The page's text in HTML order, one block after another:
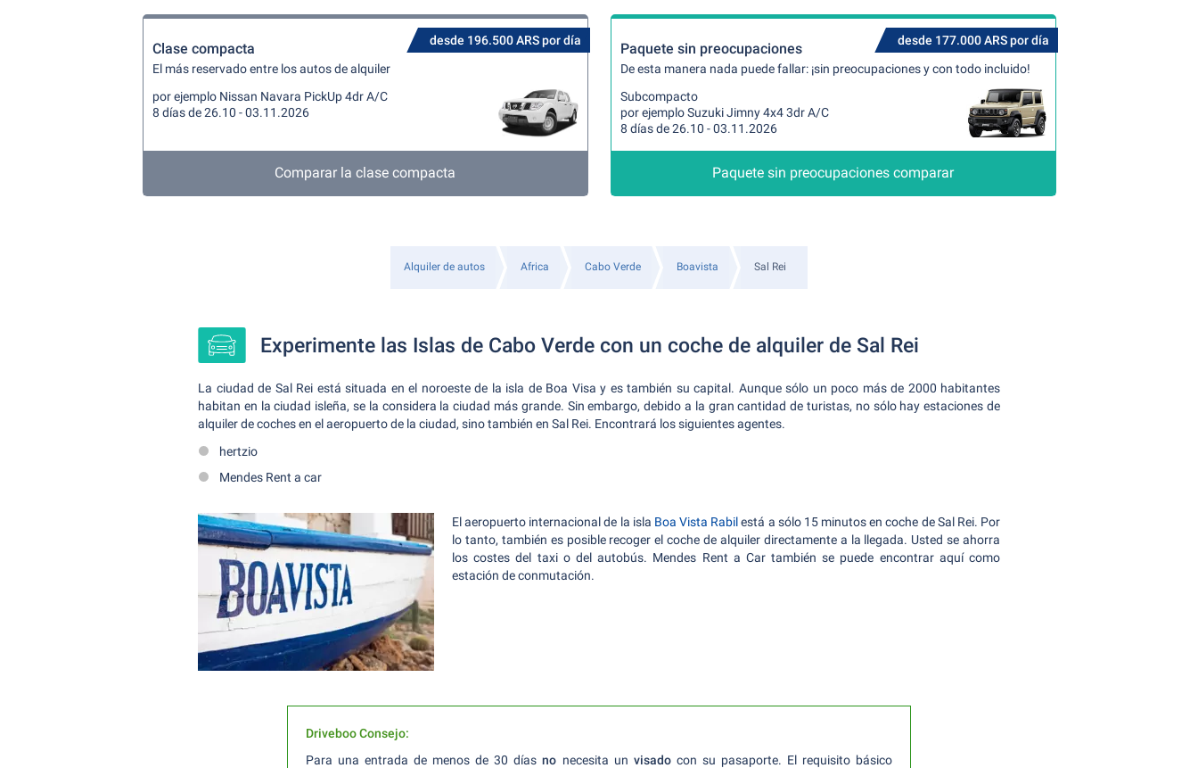
desde 196.500 ARS por día
Clase compacta
El más reservado entre los autos de alquiler
por ejemplo Nissan Navara PickUp 4dr A/C
8 días de 26.10 - 03.11.2026
Comparar la clase compacta
desde 177.000 ARS por día
Paquete sin preocupaciones
De esta manera nada puede fallar: ¡sin preocupaciones y con todo incluido!
Subcompacto
por ejemplo Suzuki Jimny 4x4 3dr A/C
8 días de 26.10 - 03.11.2026
Paquete sin preocupaciones comparar
Alquiler de autos Africa Cabo Verde Boavista Sal Rei
Experimente las Islas de Cabo Verde con un coche de alquiler de Sal Rei
La ciudad de Sal Rei está situada en el noroeste de la isla de Boa Visa y es también su capital. Aunque sólo un poco más de 2000 habitantes
habitan en la ciudad isleña, se la considera la ciudad más grande. Sin embargo, debido a la gran cantidad de turistas, no sólo hay estaciones de
alquiler de coches en el aeropuerto de la ciudad, sino también en Sal Rei. Encontrará los siguientes agentes.
hertzio
Mendes Rent a car
El aeropuerto internacional de la isla Boa Vista Rabilestá a sólo 15 minutos en coche de Sal Rei. Por
lo tanto, también es posible recoger el coche de alquiler directamente a la llegada. Usted se ahorra
los costes del taxi o del autobús. Mendes Rent a Car también se puede encontrar aquí como
estación de conmutación.
Driveboo Consejo:
Para una entrada de menos de 30 díasno necesita un visadocon su pasaporte. El requisito básico